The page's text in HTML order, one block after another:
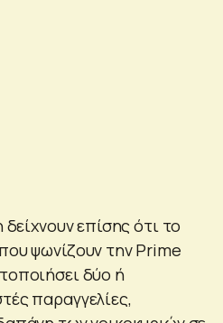
επίσης ότι το
ψωνίζουν την Prime
δύο ή
παραγγελίες,